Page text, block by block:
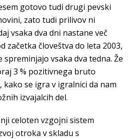
gotovo tudi drugi pevski
zato tudi prilivov ni
vsaka dva dni nastane več
začetka človeštva do leta 2003,
spreminjajo vsaka dva tedna. Že
3 % pozitivnega bruto
se igra v igralnici da nam
izvajalcih del.
celoten vzgojni sistem
otroka v skladu s